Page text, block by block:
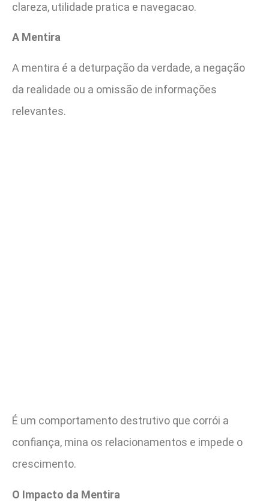
clareza, utilidade pratica e navegacao.
A Mentira
A mentira é a deturpação da verdade, a negação
da realidade ou a omissão de informações
relevantes.
É um comportamento destrutivo que corrói a
confiança, mina os relacionamentos e impede o
crescimento.
O Impacto da Mentira